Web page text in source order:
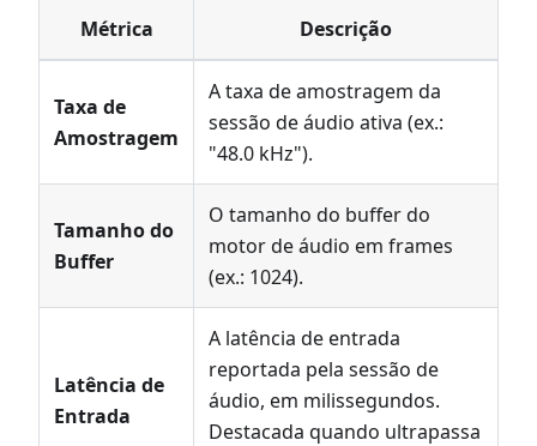
Métrica Descrição
Taxa de
Amostragem
A taxa de amostragem da
sessão de áudio ativa (ex.:
"48.0 kHz").
Tamanho do
Buffer
O tamanho do buffer do
motor de áudio em frames
(ex.: 1024).
Latência de
Entrada
A latência de entrada
reportada pela sessão de
áudio, em milissegundos.
Destacada quando ultrapassa